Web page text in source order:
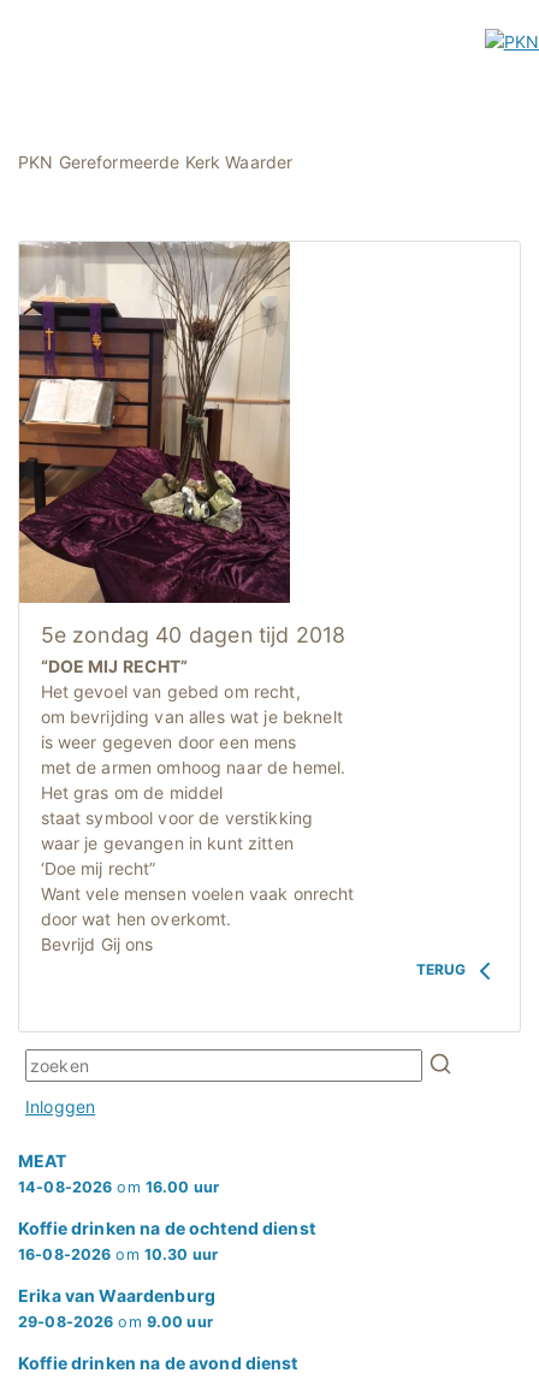
PKN Gereformeerde Kerk Waarder
5e zondag 40 dagen tijd 2018
“DOE MIJ RECHT”
Het gevoel van gebed om recht,
om bevrijding van alles wat je beknelt
is weer gegeven door een mens
met de armen omhoog naar de hemel.
Het gras om de middel
staat symbool voor de verstikking
waar je gevangen in kunt zitten
‘Doe mij recht”
Want vele mensen voelen vaak onrecht
door wat hen overkomt.
Bevrijd Gij ons
TERUG
Inloggen
MEAT
14-08-2026 om 16.00 uur
Koffie drinken na de ochtend dienst
16-08-2026 om 10.30 uur
Erika van Waardenburg
29-08-2026 om 9.00 uur
Koffie drinken na de avond dienst